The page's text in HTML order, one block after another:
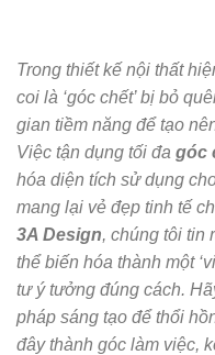
Trong thiết kế nội thất
coi là ‘góc chết’ bị bỏ
gian tiềm năng để tạo
Việc tận dụng tối đa góc
hóa diện tích sử dụng
mang lại vẻ đẹp tinh tế
3A Design, chúng tôi tin
thể biến hóa thành một
tư ý tưởng đúng cách.
pháp sáng tạo để thổi
đây thành góc làm việc,